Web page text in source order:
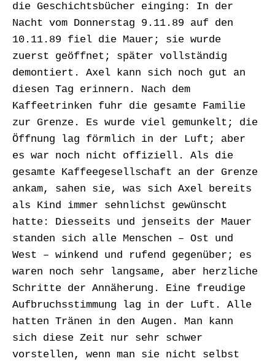
die Geschichtsbücher einging: In der
Nacht vom Donnerstag 9.11.89 auf den
10.11.89 fiel die Mauer; sie wurde
zuerst geöffnet; später vollständig
demontiert. Axel kann sich noch gut an
diesen Tag erinnern. Nach dem
Kaffeetrinken fuhr die gesamte Familie
zur Grenze. Es wurde viel gemunkelt; die
Öffnung lag förmlich in der Luft; aber
es war noch nicht offiziell. Als die
gesamte Kaffeegesellschaft an der Grenze
ankam, sahen sie, was sich Axel bereits
als Kind immer sehnlichst gewünscht
hatte: Diesseits und jenseits der Mauer
standen sich alle Menschen – Ost und
West – winkend und rufend gegenüber; es
waren noch sehr langsame, aber herzliche
Schritte der Annäherung. Eine freudige
Aufbruchsstimmung lag in der Luft. Alle
hatten Tränen in den Augen. Man kann
sich diese Zeit nur sehr schwer
vorstellen, wenn man sie nicht selbst